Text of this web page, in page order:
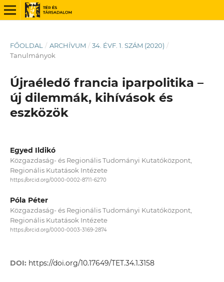
FŐOLDAL / ARCHÍVUM / 34. ÉVF. 1. SZÁM (2020) /
Tanulmányok
Újraéledő francia iparpolitika –
új dilemmák, kihívások és
eszközök
Egyed Ildikó
Közgazdaság- és Regionális Tudományi Kutatóközpont,
Regionális Kutatások Intézete
https://orcid.org/0000-0002-8711-6270
Póla Péter
Közgazdaság- és Regionális Tudományi Kutatóközpont,
Regionális Kutatások Intézete
https://orcid.org/0000-0003-3169-2874
DOI: https://doi.org/10.17649/TET.34.1.3158